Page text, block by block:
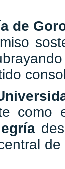
de
como